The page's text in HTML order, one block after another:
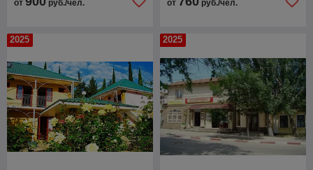
от руб./чел. от руб./чел.
2025 2025